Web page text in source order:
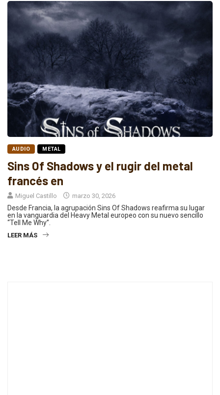
AUDIO METAL
Sins Of Shadows y el rugir del metal
francés en
Miguel Castillo marzo 30, 2026
Desde Francia, la agrupación Sins Of Shadows reafirma su lugar
en la vanguardia del Heavy Metal europeo con su nuevo sencillo
“Tell Me Why”.
LEER MÁS